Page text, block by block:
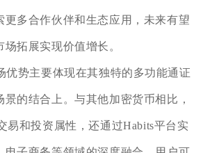
更多合作伙伴和生态应用，未来有望
拓展实现价值增长。
优势主要体现在其独特的多功能通证
的结合上。与其他加密货币相比，
易和投资属性，还通过Habits平台实